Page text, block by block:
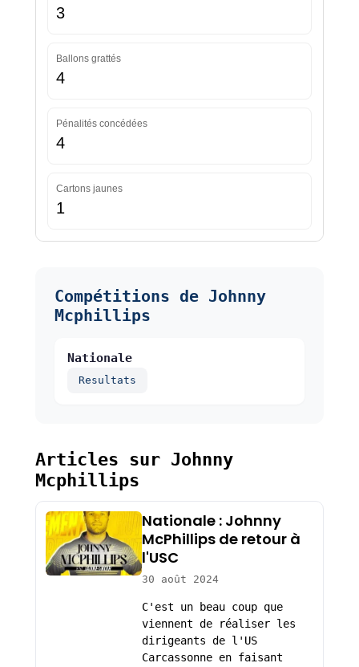
3
Ballons grattés
4
Pénalités concédées
4
Cartons jaunes
1
Compétitions de Johnny
Mcphillips
Nationale
Resultats
Articles sur Johnny
Mcphillips
Nationale : Johnny
McPhillips de retour à
l'USC
30 août 2024
C'est un beau coup que
viennent de réaliser les
dirigeants de l'US
Carcassonne en faisant